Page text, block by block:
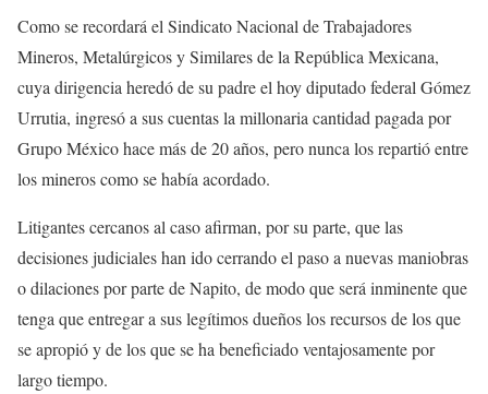
Como se recordará el Sindicato Nacional de Trabajadores
Mineros, Metalúrgicos y Similares de la República Mexicana,
cuya dirigencia heredó de su padre el hoy diputado federal Gómez
Urrutia, ingresó a sus cuentas la millonaria cantidad pagada por
Grupo México hace más de 20 años, pero nunca los repartió entre
los mineros como se había acordado.
Litigantes cercanos al caso afirman, por su parte, que las
decisiones judiciales han ido cerrando el paso a nuevas maniobras
o dilaciones por parte de Napito, de modo que será inminente que
tenga que entregar a sus legítimos dueños los recursos de los que
se apropió y de los que se ha beneficiado ventajosamente por
largo tiempo.